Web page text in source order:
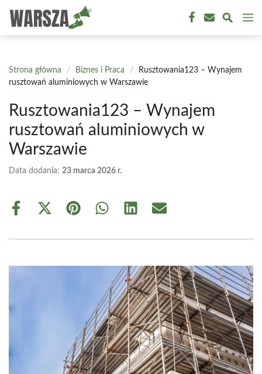
treści
Strona główna / Biznes i Praca /
Rusztowania123 – Wynajem
rusztowań aluminiowych w Warszawie
Rusztowania123 – Wynajem
rusztowań aluminiowych w
Warszawie
Data dodania: 23 marca 2026 r.
Share
Share
(Twitter)
Share Share Share Share